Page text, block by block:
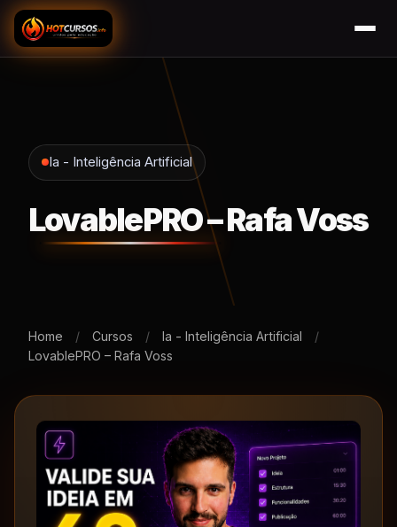
Ia - Inteligência Artificial
LovablePRO – Rafa Voss
Home / Cursos / Ia - Inteligência Artificial
/
LovablePRO – Rafa Voss